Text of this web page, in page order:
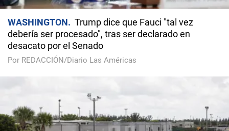
WASHINGTON
Trump dice que Fauci "tal vez
debería ser procesado", tras ser declarado en
desacato por el Senado
Por REDACCIÓN/Diario Las Américas